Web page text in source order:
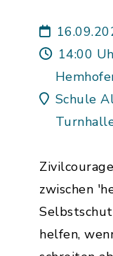
wollen'
14:00
Schule
zwischen
helfen,